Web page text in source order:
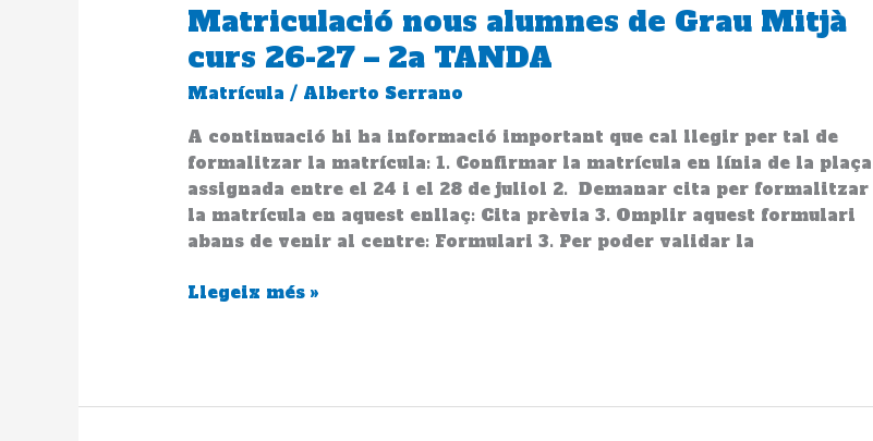
Matriculació nous alumnes de Grau Mitjà
curs 26-27 – 2a TANDA
Matrícula / Alberto Serrano
A continuació hi ha informació important que cal llegir per tal de
formalitzar la matrícula: 1. Confirmar la matrícula en línia de la plaça
assignada entre el 24 i el 28 de juliol 2. Demanar cita per formalitzar
la matrícula en aquest enllaç: Cita prèvia 3. Omplir aquest formulari
abans de venir al centre: Formulari 3. Per poder validar la
Matriculació
alumnes
de
Mitjà
curs
26-
27
–
TANDA
Llegeix més »